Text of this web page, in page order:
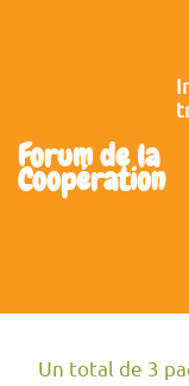
Forum de la
Coopération
Un total de 3